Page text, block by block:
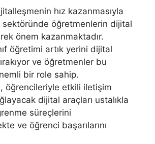
hız kazanmasıyla
öğretmenlerin dijital
önem kazanmaktadır.
öğretimi artık yerini dijital
ve öğretmenler bu
bir role sahip.
öğrencileriyle etkili iletişim
dijital araçları ustalıkla
süreçlerini
ve öğrenci başarılarını